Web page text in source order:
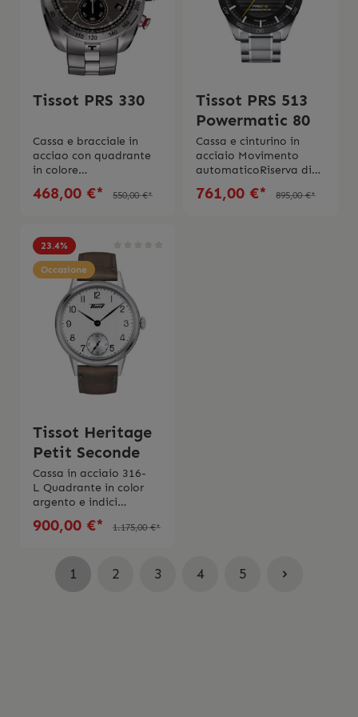
Tissot PRS 330
Cassa e bracciale in
acciao con quadrante
in colore
antraciteMovimento al
quarzoVetro in
metri/330
Fuß)Dimmensione
cassa 44 mm Swiss
Made2 anni garanzia
internationale
468,00 €* 550,00 €*
Tissot PRS 513
Powermatic 80
Cassa e cinturino in
acciaio Movimento
automaticoRiserva di
carico fino a ca.80
ore Vetro in
761,00 €* 895,00 €*
23.4%
Occasione
Tissot Heritage
Petit Seconde
Cassa in acciaio 316-
L Quadrante in color
argento e indici
arabiMovimento
automaticoDimensioni
mmImpermeabile fino
a 5 Bar (50 metri/165
piedi)Cinturino in
900,00 €* 1.175,00 €*
1 2 3 4 5